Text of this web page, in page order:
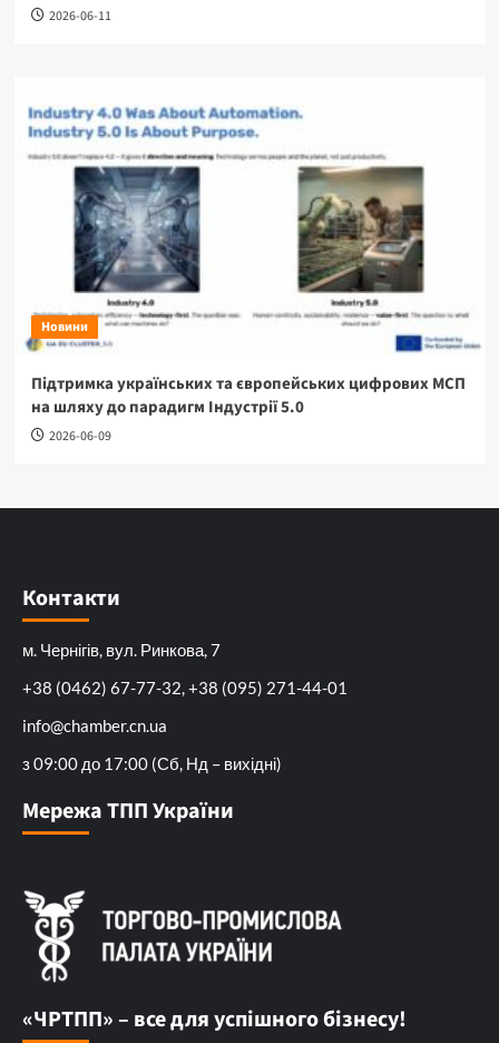
2026-06-11
Новини
Підтримка українських та європейських цифрових МСП
на шляху до парадигм Індустрії 5.0
2026-06-09
Контакти
м. Чернігів, вул. Ринкова, 7
+38 (0462) 67-77-32, +38 (095) 271-44-01
info@chamber.cn.ua
з 09:00 до 17:00 (Сб, Нд – вихідні)
Мережа ТПП України
«ЧРТПП» – все для успішного бізнесу!